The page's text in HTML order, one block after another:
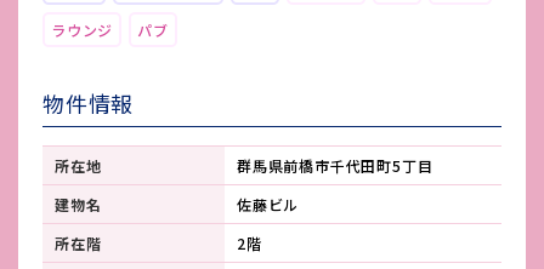
ラウンジ パブ
物件情報
所在地
群馬県前橋市千代田町5丁目
建物名
佐藤ビル
所在階
2階